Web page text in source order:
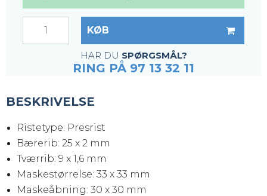
KØB
HAR DU SPØRGSMÅL?
RING PÅ 97 13 32 11
BESKRIVELSE
Ristetype: Presrist
Bærerib: 25 x 2 mm
Tværrib: 9 x 1,6 mm
Maskestørrelse: 33 x 33 mm
Maskeåbning: 30 x 30 mm